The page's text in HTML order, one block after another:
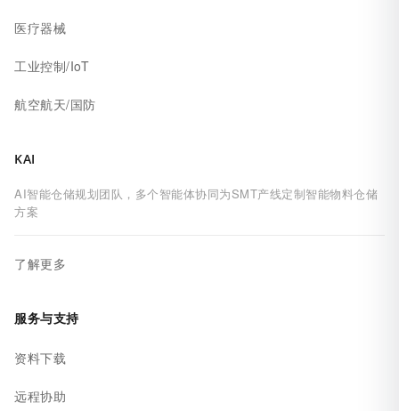
医疗器械
工业控制/IoT
航空航天/国防
KAI
AI智能仓储规划团队，多个智能体协同为SMT产线定制智能物料仓储
方案
了解更多
服务与支持
资料下载
远程协助